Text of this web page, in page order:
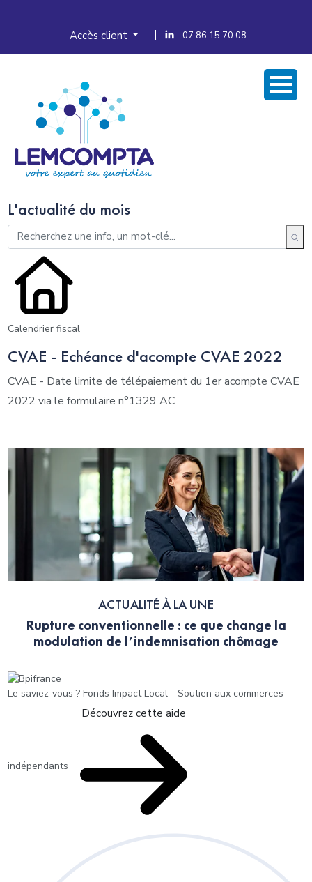
Accès client 07 86 15 70 08
L'actualité du mois
Calendrier fiscal
CVAE - Echéance d'acompte CVAE 2022
CVAE - Date limite de télépaiement du 1er acompte CVAE
2022 via le formulaire n°1329 AC
ACTUALITÉ À LA UNE
Rupture conventionnelle : ce que change la
modulation de l’indemnisation chômage
Le saviez-vous ?Fonds Impact Local - Soutien aux commerces
indépendants
Découvrez cette aide